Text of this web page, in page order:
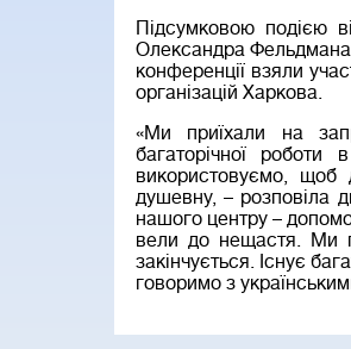
Підсумковою подією
Олександра
конференції взяли
організацій Харкова.
«Ми приїхали на
багаторічної
використовуємо,
душевну, – розповіла
нашого центру –
вели до нещастя. Ми
закінчується. Існує
говоримо з